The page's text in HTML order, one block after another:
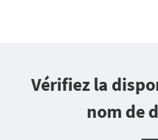
Vérifiez la
nom de